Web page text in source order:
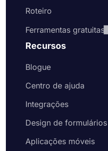
Roteiro
Ferramentas gratuitas
Recursos
Blogue
Centro de ajuda
Integrações
Design de formulários
Aplicações móveis